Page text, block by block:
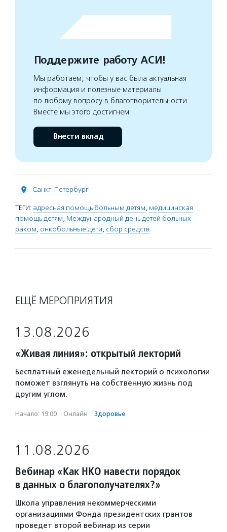
Поддержите работу АСИ!
Мы работаем, чтобы у вас была актуальная
информация и полезные материалы
по любому вопросу в благотворительности.
Вместе мы этого достигнем
Внести вклад
Санкт-Петербург
ТЕГИ: адресная помощь больным детям, медицинская
помощь детям, Международный день детей больных
раком, онкобольные дети, сбор средств
ЕЩЁ МЕРОПРИЯТИЯ
13.08.2026
«Живая линия»: открытый лекторий
Бесплатный еженедельный лекторий о психологии
поможет взглянуть на собственную жизнь под
другим углом.
Начало: 19:00 · Онлайн · Здоровье
11.08.2026
Вебинар «Как НКО навести порядок
в данных о благополучателях?»
Школа управления некоммерческими
организациями Фонда президентских грантов
проведет второй вебинар из серии